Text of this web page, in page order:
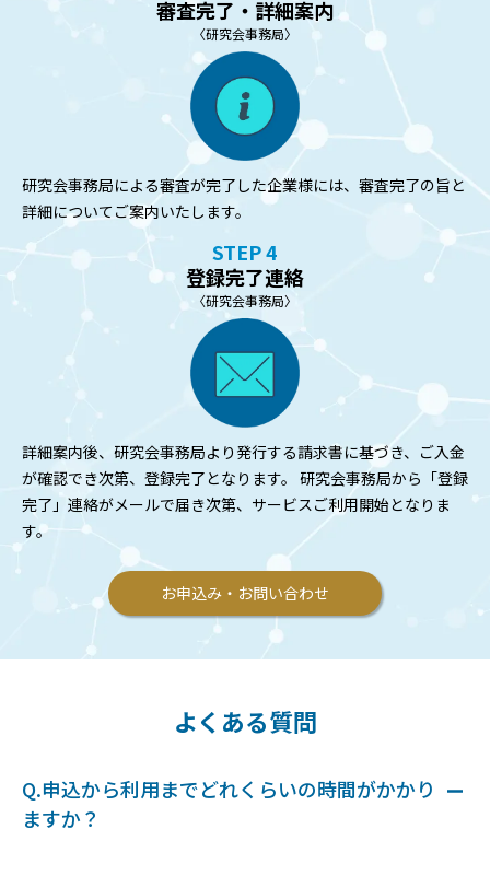
審査完了・詳細案内
〈研究会事務局〉
研究会事務局による審査が完了した企業様には、審査完了の旨と
詳細についてご案内いたします。
STEP 4
登録完了連絡
〈研究会事務局〉
詳細案内後、研究会事務局より発行する請求書に基づき、ご入金
が確認でき次第、登録完了となります。 研究会事務局から「登録
完了」連絡がメールで届き次第、サービスご利用開始となりま
す。
お申込み・お問い合わせ
よくある質問
Q.申込から利用までどれくらいの時間がかかり
ますか？